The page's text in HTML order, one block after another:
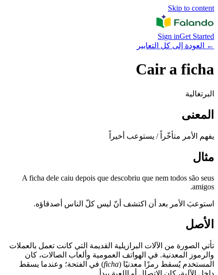
Skip to content
Sign inGet Started
←
العودة إلى كل التعابير
Cair a ficha
البرتغالية
المعنى
يفهم الأمر متأخّراً / يستوعب أخيراً
مثال
A ficha dele caiu depois que descobriu que nem todos são seus
amigos.
استوعبَ الأمر بعد أن اكتشف أنّ ليس كلّ الناس أصدقاؤه.
الأصل
تأتي الصورة من الآلات البرازيلية القديمة التي كانت تعمل بالعملات
والرموز المعدنية. في الهواتف العمومية وألعاب الصالات، كان
المستخدم يُسقط رمزًا معدنيًا (ficha) في الفتحة؛ وعندما يسقط